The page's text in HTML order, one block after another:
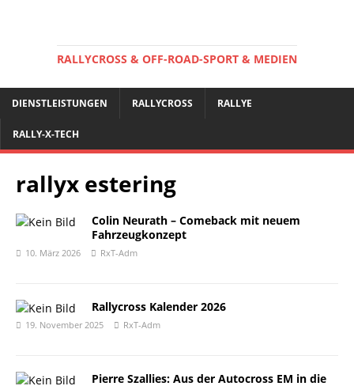
RALLYCROSS & OFF-ROAD-SPORT & MEDIEN
DIENSTLEISTUNGEN RALLYCROSS RALLYE
RALLY-X-TECH
rallyx estering
Colin Neurath – Comeback mit neuem
Fahrzeugkonzept
10. März 2026 RxT-Adm
Rallycross Kalender 2026
19. November 2025 RxT-Adm
Pierre Szallies: Aus der Autocross EM in die